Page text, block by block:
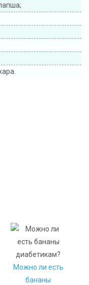
Можно ли есть
бананы